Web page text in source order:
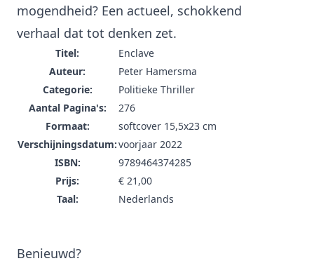
mogendheid? Een actueel, schokkend
verhaal dat tot denken zet.
Titel:
Enclave
Auteur:
Peter Hamersma
Categorie:
Politieke Thriller
Aantal Pagina's:
276
Formaat:
softcover 15,5x23 cm
Verschijningsdatum:voorjaar 2022
ISBN:
9789464374285
Prijs:
€ 21,00
Taal: Nederlands
Benieuwd?